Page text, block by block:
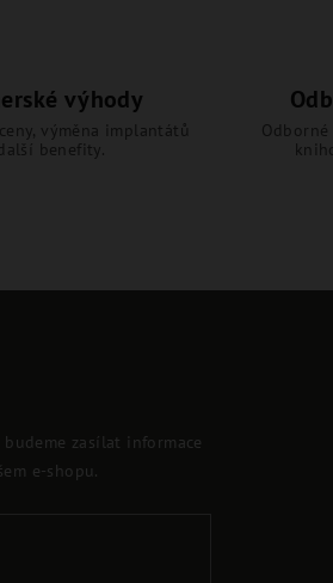
výhody
výměna implantátů
benefity.
Odborné
zasílat informace
e-shopu.